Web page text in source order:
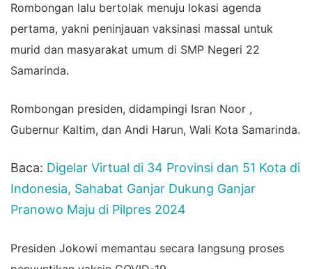
Rombongan lalu bertolak menuju lokasi agenda
pertama, yakni peninjauan vaksinasi massal untuk
murid dan masyarakat umum di SMP Negeri 22
Samarinda.
Rombongan presiden, didampingi Isran Noor ,
Gubernur Kaltim, dan Andi Harun, Wali Kota Samarinda.
Baca: Digelar Virtual di 34 Provinsi dan 51 Kota di
Indonesia, Sahabat Ganjar Dukung Ganjar
Pranowo Maju di Pilpres 2024
Presiden Jokowi memantau secara langsung proses